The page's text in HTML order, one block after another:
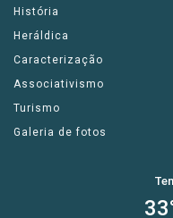
História
Heráldica
Caracterização
Associativismo
Turismo
Galeria de fotos